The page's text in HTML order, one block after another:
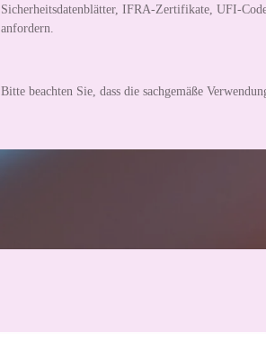
Sicherheitsdatenblätter, IFRA-Zertifikate, UFI-
anfordern.
Bitte beachten Sie, dass die sachgemäße